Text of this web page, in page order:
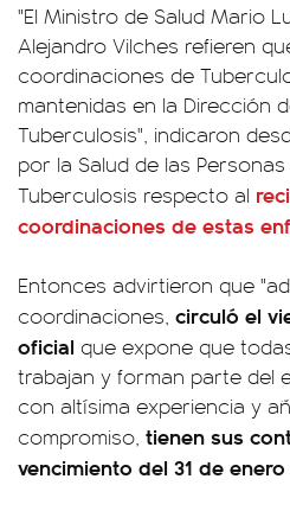
"El Ministro de Salud Mario
Alejandro Vilches refieren
coordinaciones de
mantenidas en la Dirección
Tuberculosis", indicaron
por la Salud de las
Tuberculosis respecto al
coordinaciones de estas
Entonces advirtieron que
coordinaciones, circuló el
oficial que expone que
trabajan y forman parte del
con altísima experiencia y
compromiso, tienen sus
vencimiento del 31 de